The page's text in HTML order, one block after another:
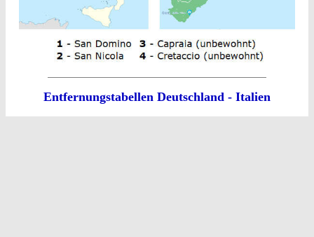
Entfernungstabellen Deutschland - Italien